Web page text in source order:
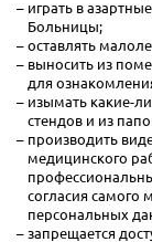
играть в
Больницы;
оставлять
выносить из
для
изымать какие-
стендов и из
производить
медицинского
согласия самого
персональных
запрещается